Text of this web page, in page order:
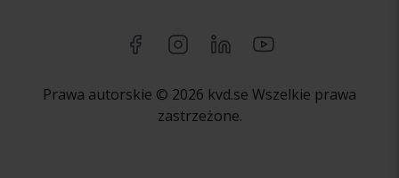
Prawa autorskie © 2026 kvd.se Wszelkie prawa
zastrzeżone.